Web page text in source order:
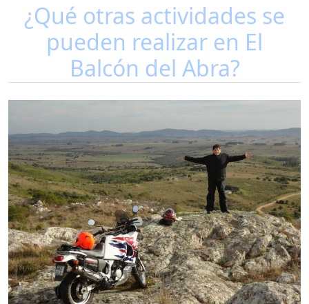
¿Qué otras actividades se
pueden realizar en El
Balcón del Abra?